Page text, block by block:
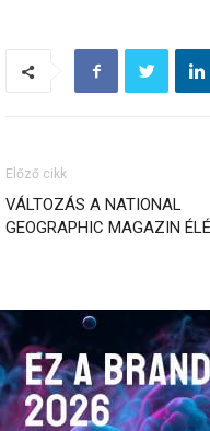
Előző cikk
VÁLTOZÁS A NATIONAL
GEOGRAPHIC MAGAZIN